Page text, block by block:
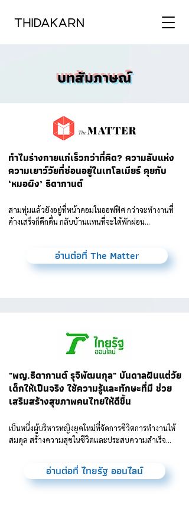
บทสัมภาษณ์
ทำไมร่างกายแก่เร็วกว่าที่คิด? ความลับแห่ง
ความเยาว์วัยที่ซ่อนอยู่ในเทโลเมียร์ คุยกับ
‘หมอผิง’ ธิดากานต์
สามทุ่มแล้วยังอยู่ที่หน้าคอมในออฟฟิศ กว่าจะทำงานที่
ค้างเสร็จก็ดึกดื่น กลับบ้านแทนที่จะได้พักผ่อน...
อ่านต่อที่ The Matter
อ่านต่อที่ ไทยรัฐ ออนไลน์
"พญ.ธิดากานต์ รุจิพัฒนกุล" บันดาลฝันแต่วัย
เด็กให้เป็นจริง ใช้ความรู้และทักษะที่มี ช่วย
เสริมสร้างสุขภาพคนไทยให้ดีขึ้น
เป็นหนึ่งผู้บริหารหญิงยุคใหม่ที่จัดการชีวิตการทำงานให้
สมดุล สร้างความสุขในชีวิตและประสบความสำเร็จ...